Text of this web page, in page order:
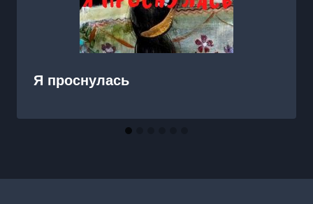
Я проснулась